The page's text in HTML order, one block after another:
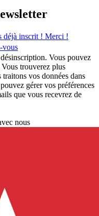
déjà inscrit ! Merci !
vous
Vous pouvez
trouverez plus
vos données dans
gérer vos préférences
que vous recevrez de
nous